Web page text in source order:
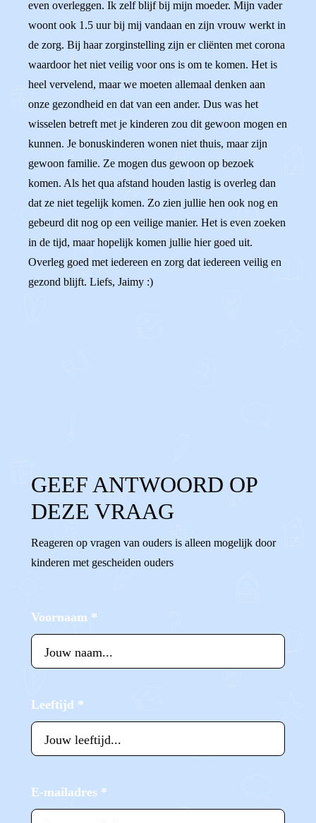
even overleggen. Ik zelf blijf bij mijn moeder. Mijn vader
woont ook 1.5 uur bij mij vandaan en zijn vrouw werkt in
de zorg. Bij haar zorginstelling zijn er cliënten met corona
waardoor het niet veilig voor ons is om te komen. Het is
heel vervelend, maar we moeten allemaal denken aan
onze gezondheid en dat van een ander. Dus was het
wisselen betreft met je kinderen zou dit gewoon mogen en
kunnen. Je bonuskinderen wonen niet thuis, maar zijn
gewoon familie. Ze mogen dus gewoon op bezoek
komen. Als het qua afstand houden lastig is overleg dan
dat ze niet tegelijk komen. Zo zien jullie hen ook nog en
gebeurd dit nog op een veilige manier. Het is even zoeken
in de tijd, maar hopelijk komen jullie hier goed uit.
Overleg goed met iedereen en zorg dat iedereen veilig en
gezond blijft. Liefs, Jaimy :)
GEEF ANTWOORD OP
DEZE VRAAG
Reageren op vragen van ouders is alleen mogelijk door
kinderen met gescheiden ouders
Voornaam *
Leeftijd *
E-mailadres *